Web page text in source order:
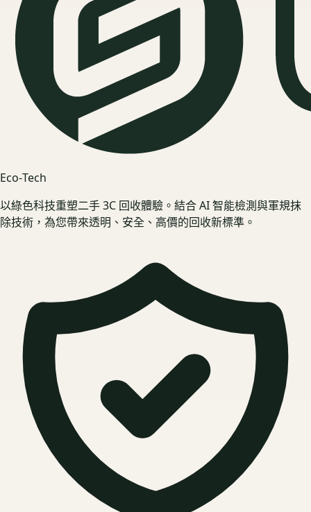
Eco‑Tech
以綠色科技重塑二手 3C 回收體驗。結合 AI 智能檢測與軍規抹
除技術，為您帶來透明、安全、高價的回收新標準。